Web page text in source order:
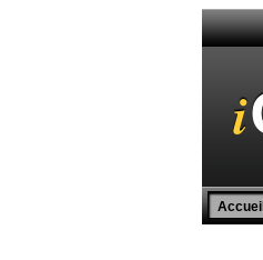
Accueil